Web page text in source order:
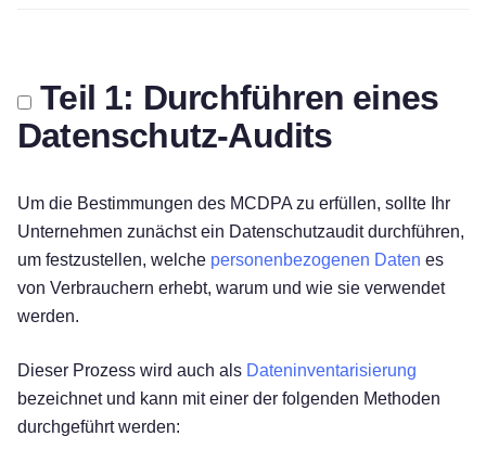
Teil 1: Durchführen eines
Datenschutz-Audits
Um die Bestimmungen des MCDPA zu erfüllen, sollte Ihr
Unternehmen zunächst ein Datenschutzaudit durchführen,
um festzustellen, welche personenbezogenen Daten es
von Verbrauchern erhebt, warum und wie sie verwendet
werden.
Dieser Prozess wird auch als Dateninventarisierung
bezeichnet und kann mit einer der folgenden Methoden
durchgeführt werden: